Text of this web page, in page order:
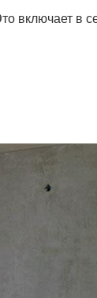
включает в